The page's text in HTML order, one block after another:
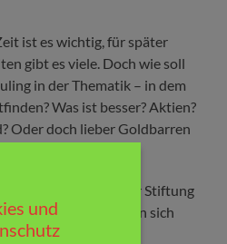
ist es wichtig, für später
gibt es viele. Doch wie soll
in der Thematik – in dem
Was ist besser? Aktien?
Oder doch lieber Goldbarren
für Anfänger“ von der Stiftung
da abgeholt, wo man sich
und